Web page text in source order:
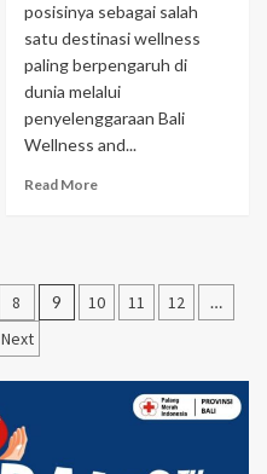
posisinya sebagai salah
satu destinasi wellness
paling berpengaruh di
dunia melalui
penyelenggaraan Bali
Wellness and...
Read More
8 9 10 11 12 …
Next